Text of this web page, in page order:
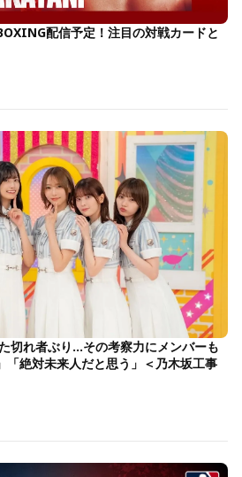
配信予定！注目の対戦カードと
切れ者ぶり…その考察力にメンバーも
絶対未来人だと思う」＜乃木坂工事